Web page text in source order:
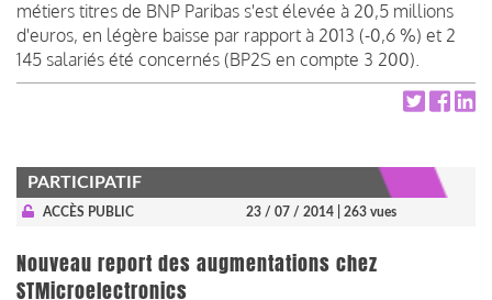
métiers titres de BNP Paribas s'est élevée à 20,5 millions
d'euros, en légère baisse par rapport à 2013 (-0,6 %) et 2
145 salariés été concernés (BP2S en compte 3 200).
PARTICIPATIF
ACCÈS PUBLIC 23 / 07 / 2014 | 263 vues
Nouveau report des augmentations chez
STMicroelectronics